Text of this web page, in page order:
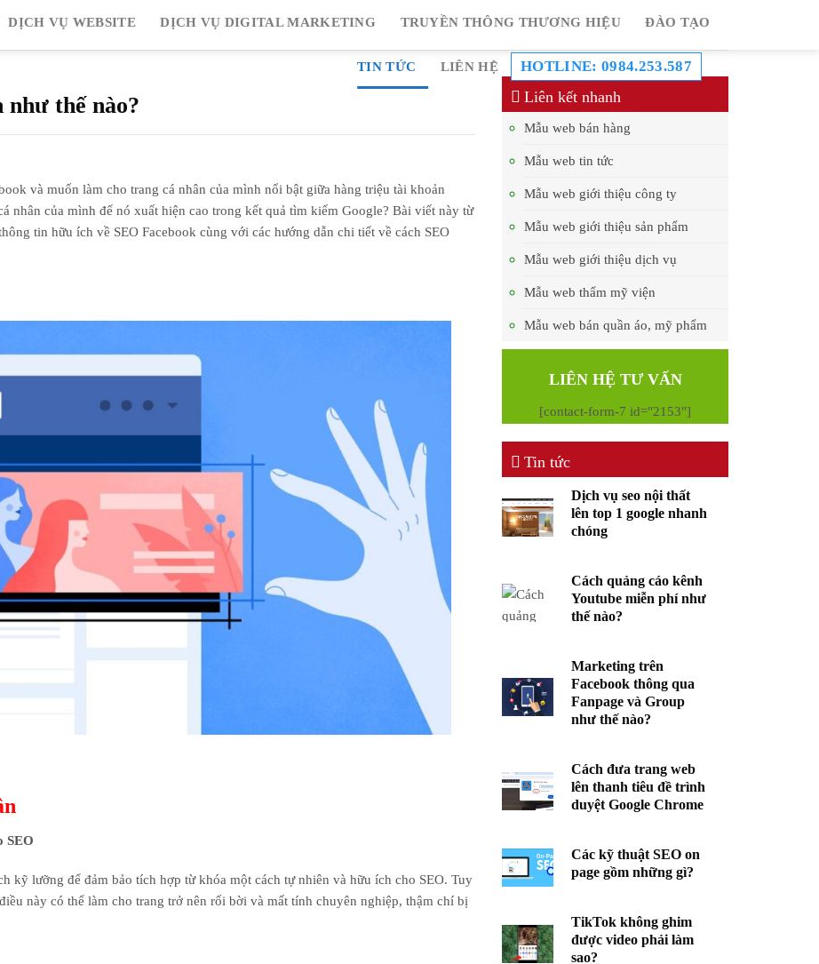
DỊCH VỤ WEBSITE DỊCH VỤ DIGITAL MARKETING TRUYỀN THÔNG THƯƠNG HIỆU ĐÀO TẠO
TIN TỨC LIÊN HỆ HOTLINE: 0984.253.587
như thế nào?
và muốn làm cho trang cá nhân của mình nổi bật giữa hàng triệu tài khoản
nhân của mình để nó xuất hiện cao trong kết quả tìm kiếm Google? Bài viết này từ
tin hữu ích về SEO Facebook cùng với các hướng dẫn chi tiết về cách SEO
SEO
kỹ lưỡng để đảm bảo tích hợp từ khóa một cách tự nhiên và hữu ích cho SEO. Tuy
này có thể làm cho trang trở nên rối bời và mất tính chuyên nghiệp, thậm chí bị
Liên kết nhanh
Mẫu web bán hàng
Mẫu web tin tức
Mẫu web giới thiệu công ty
Mẫu web giới thiệu sản phẩm
Mẫu web giới thiệu dịch vụ
Mẫu web thẩm mỹ viện
Mẫu web bán quần áo, mỹ phẩm
LIÊN HỆ TƯ VẤN
[contact-form-7 id="2153"]
Tin tức
Dịch vụ seo nội thất
lên top 1 google nhanh
chóng
Cách quảng cáo kênh
Youtube miễn phí như
thế nào?
Marketing trên
Facebook thông qua
Fanpage và Group
như thế nào?
Cách đưa trang web
lên thanh tiêu đề trình
duyệt Google Chrome
Các kỹ thuật SEO on
page gồm những gì?
TikTok không ghim
được video phải làm
sao?